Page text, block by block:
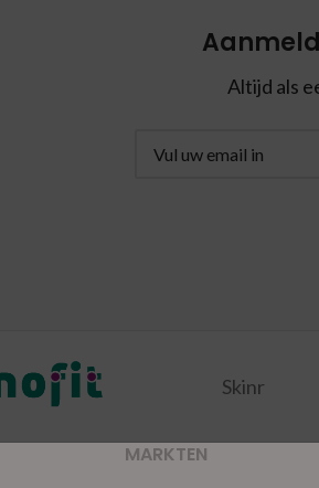
Altijd als
Skinr
MARKTEN